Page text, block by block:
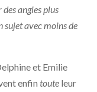
angles plus
sujet avec moins de
et Emilie
enfintoute leur